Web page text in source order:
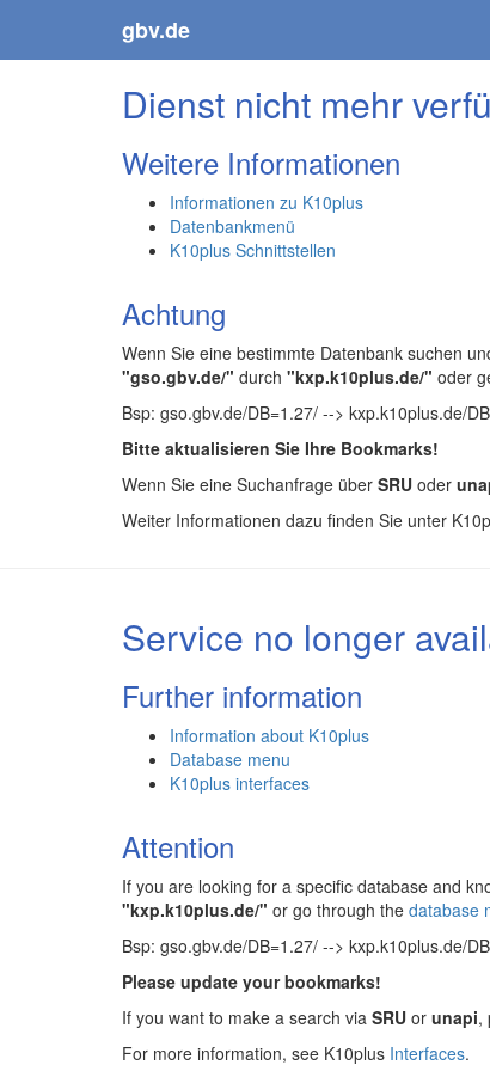
gbv.de
Dienst nicht mehr
Weitere Informationen
Informationen zu K10plus
Datenbankmenü
K10plus Schnittstellen
Achtung
Wenn Sie eine bestimmte Datenbank suchen
"gso.gbv.de/" durch "kxp.k10plus.de/" oder
Bsp: gso.gbv.de/DB=1.27/ --> kxp.k10plus.de/
Bitte aktualisieren Sie Ihre Bookmarks!
Wenn Sie eine Suchanfrage über SRU oder
Weiter Informationen dazu finden Sie unter
Service no longer
Further information
Information about K10plus
Database menu
K10plus interfaces
Attention
If you are looking for a specific database and
"kxp.k10plus.de/" or go through the database
Bsp: gso.gbv.de/DB=1.27/ --> kxp.k10plus.de/
Please update your bookmarks!
If you want to make a search via SRU or unapi,
For more information, see K10plus Interfaces.